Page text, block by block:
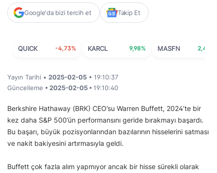
Google'da bizi tercih et Takip Et
QUICK -4,73% KARCL 9,98% MASFN 2,44%
Yayın Tarihi • 2025-02-05 • 19:10:37
Güncelleme • 2025-02-05 • 19:10:40
Berkshire Hathaway (BRK) CEO’su Warren Buffett, 2024’te bir
kez daha S&P 500’ün performansını geride bırakmayı başardı.
Bu başarı, büyük pozisyonlarından bazılarının hisselerini satması
ve nakit bakiyesini artırmasıyla geldi.
Buffett çok fazla alım yapmıyor ancak bir hisse sürekli olarak